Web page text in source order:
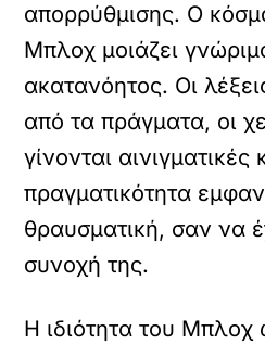
απορρύθμισης. Ο
Μπλοχ μοιάζει
ακατανόητος. Οι
από τα πράγματα, οι
γίνονται αινιγματικές
πραγματικότητα
θραυσματική, σαν να
συνοχή της.
Η ιδιότητα του